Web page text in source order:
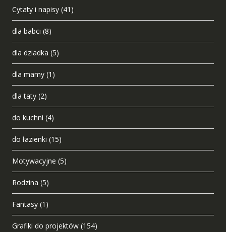
Cytaty i napisy (41)
dla babci (8)
dla dziadka (5)
dla mamy (1)
dla taty (2)
do kuchni (4)
do łazienki (15)
Motywacyjne (5)
Rodzina (5)
Fantasy (1)
Grafiki do projektów (154)